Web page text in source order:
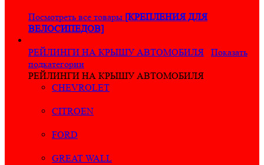
Посмотреть все товары [КРЕПЛЕНИЯ ДЛЯ
ВЕЛОСИПЕДОВ]
РЕЙЛИНГИ НА КРЫШУ АВТОМОБИЛЯ
Показать
подкатегории
РЕЙЛИНГИ НА КРЫШУ АВТОМОБИЛЯ
CHEVROLET
CITROEN
FORD
GREAT WALL